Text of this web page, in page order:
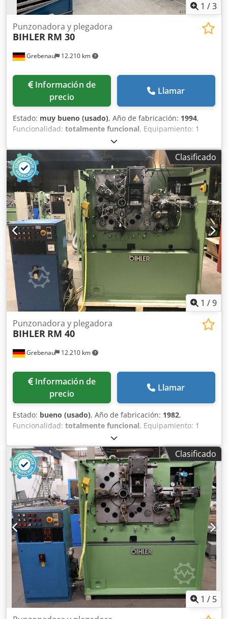
1 /3
Grebenau 12.210 km
Punzonadora y plegadora
BIHLER RM 30
Información de
precio
Llamar
Estado: muy bueno (usado), Año de fabricación: 1994,
Funcionalidad: totalmente funcional, Equipamiento: 1
unidad de control BIHLER P-CNC 200 1 cabina insonorizada
BIHLER 2 alimentadores de pinza a la derecha 1
alimentador de pinza a la izquierda 4 módulos de carro
ancho (carros de prensado de soldadura) 1 unidad de
soldadura BIHLER B 1000 Rango de trabajo: Diámetro del
alambre: 0,5 - 3,0 mm Ancho de banda: máx. 40 mm
Longitud de avance: máx. 240 mm Codpfewxarqjx Agdeha
Rendimiento: máx. 400/min
Clasificado
1 /9
Grebenau 12.210 km
Punzonadora y plegadora
BIHLER RM 40
Información de
precio
Llamar
Estado: bueno (usado), Año de fabricación: 1982,
Funcionalidad: totalmente funcional, Equipamiento: 1
alimentador de pinzas a la derecha 1 prensa excéntrica de
dos puntos 90 kN Codpfx Agotqf Iqedoha 3 unidades de
carro normal 1 unidad de carro estrecho 1 eje de control
Rango de trabajo: Rango de grosor del alambre: 0,5 - 4,0
mm Ancho de banda: hasta 60 mm Longitud de avance:
hasta 270 mm Producción: hasta 350/min
Clasificado
1 / 5